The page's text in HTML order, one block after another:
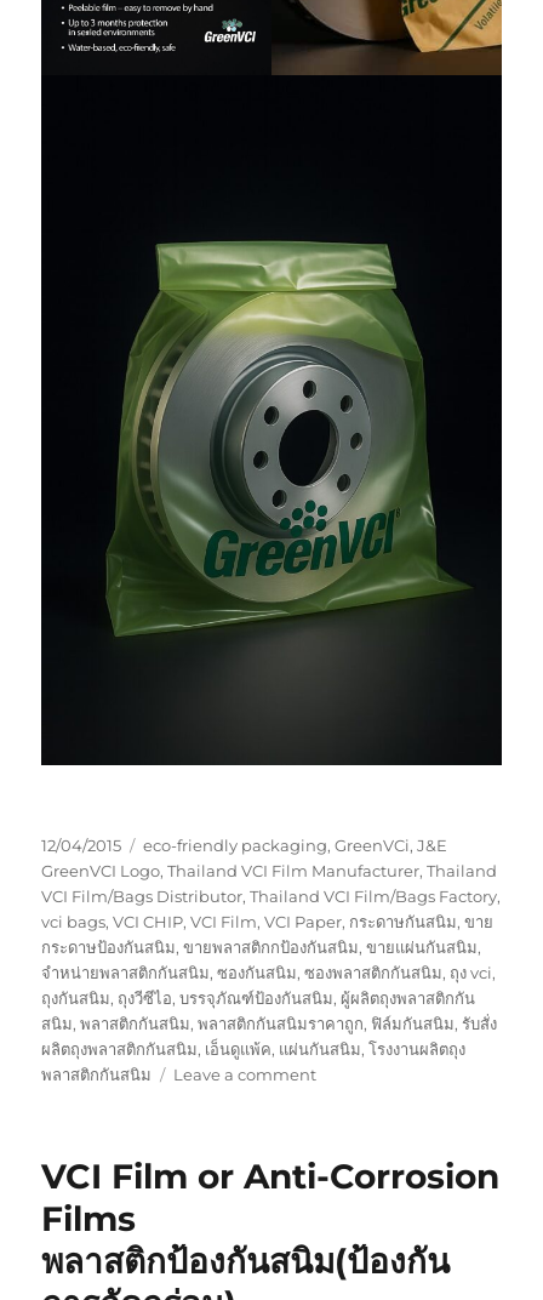
Posted
on
12/04/2015 Tags
eco-friendly packaging,GreenVCi,J&E
GreenVCI Logo,Thailand VCI Film Manufacturer,Thailand
VCI Film/Bags Distributor,Thailand VCI Film/Bags Factory,
vci bags,VCI CHIP,VCI Film,VCI Paper, กระดาษกันสนิม,ขาย
กระดาษป้องกันสนิม,ขายพลาสติกกป้องกันสนิม,ขายแผ่นกันสนิม,
จำหน่ายพลาสติกกันสนิม,ซองกันสนิม,ซองพลาสติกกันสนิม, ถุง vci,
ถุงกันสนิม, ถุงวีซีไอ,บรรจุภัณฑ์ป้องกันสนิม, ผู้ผลิตถุงพลาสติกกัน
สนิม,พลาสติกกันสนิม,พลาสติกกันสนิมราคาถูก, ฟิล์มกันสนิม,รับสั่ง
ผลิตถุงพลาสติกกันสนิม, เอ็นดูแพ้ค, แผ่นกันสนิม,โรงงานผลิตถุง
พลาสติกกันสนิม
Leave a commenton
(Thailand)
VCI Film or Anti-Corrosion
Films
พลาสติกป้องกันสนิม(ป้องกัน